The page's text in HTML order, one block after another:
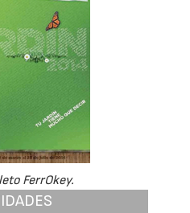
FerrOkey.